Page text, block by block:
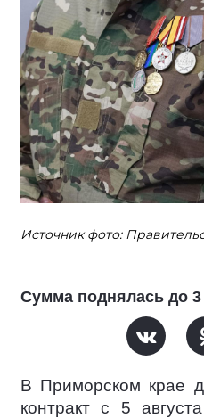
Источник фото:
Сумма поднялась до
В Приморском крае
контракт c 5